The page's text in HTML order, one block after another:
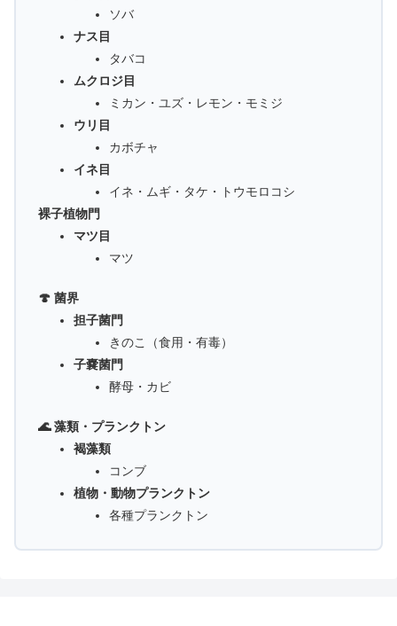
ソバ
ナス目
タバコ
ムクロジ目
ミカン・ユズ・レモン・モミジ
ウリ目
カボチャ
イネ目
イネ・ムギ・タケ・トウモロコシ
裸子植物門
マツ目
マツ
🍄 菌界
担子菌門
きのこ（食用・有毒）
子嚢菌門
酵母・カビ
🌊 藻類・プランクトン
褐藻類
コンブ
植物・動物プランクトン
各種プランクトン